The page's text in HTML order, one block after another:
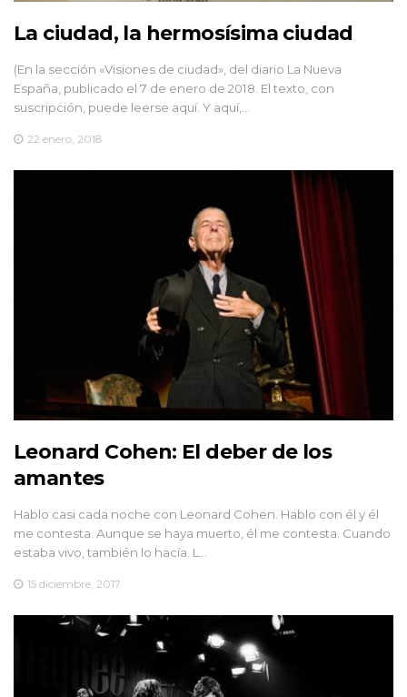
La ciudad, la hermosísima ciudad
(En la sección «Visiones de ciudad», del diario La Nueva
España, publicado el 7 de enero de 2018. El texto, con
suscripción, puede leerse aquí. Y aquí,…
22 enero, 2018
Leonard Cohen: El deber de los
amantes
Hablo casi cada noche con Leonard Cohen. Hablo con él y él
me contesta. Aunque se haya muerto, él me contesta. Cuando
estaba vivo, también lo hacía. L…
15 diciembre, 2017